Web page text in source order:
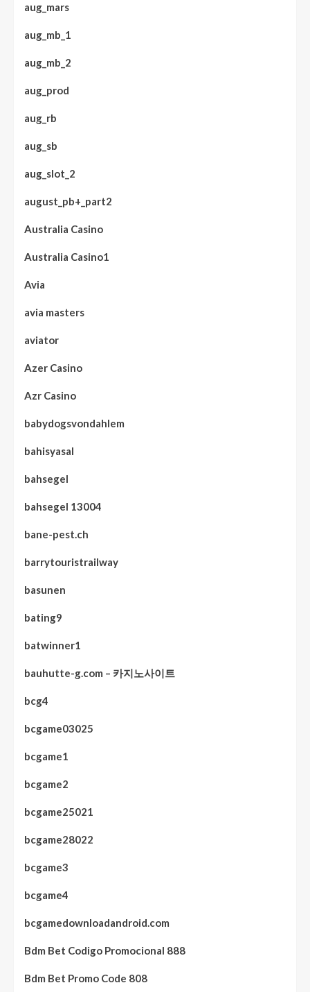
aug_mars
aug_mb_1
aug_mb_2
aug_prod
aug_rb
aug_sb
aug_slot_2
august_pb+_part2
Australia Casino
Australia Casino1
Avia
avia masters
aviator
Azer Casino
Azr Casino
babydogsvondahlem
bahisyasal
bahsegel
bahsegel 13004
bane-pest.ch
barrytouristrailway
basunen
bating9
batwinner1
bauhutte-g.com – 카지노사이트
bcg4
bcgame03025
bcgame1
bcgame2
bcgame25021
bcgame28022
bcgame3
bcgame4
bcgamedownloadandroid.com
Bdm Bet Codigo Promocional 888
Bdm Bet Promo Code 808